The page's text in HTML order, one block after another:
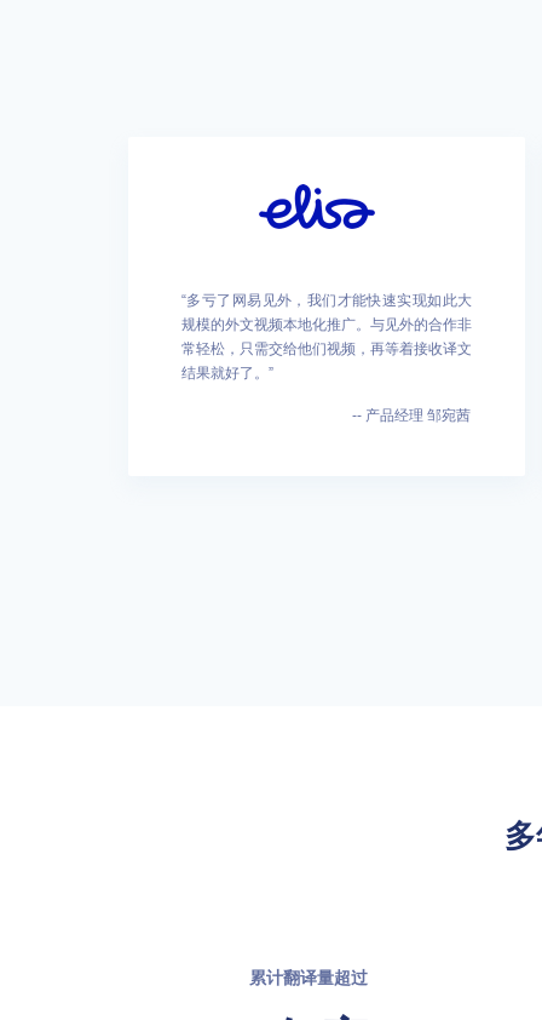
“多亏了网易见外，我们才能快速实现如此大
规模的外文视频本地化推广。与见外的合作非
常轻松，只需交给他们视频，再等着接收译文
结果就好了。”
-- 产品经理 邹宛茜
累计翻译量超过